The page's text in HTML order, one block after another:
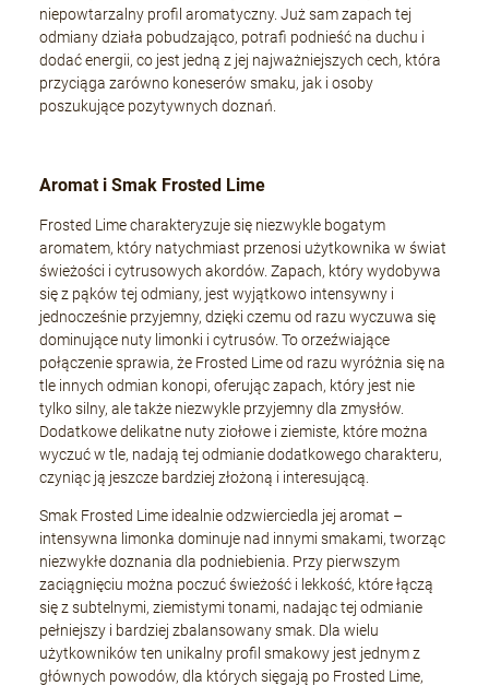
niepowtarzalny profil aromatyczny. Już sam zapach tej
odmiany działa pobudzająco, potrafi podnieść na duchu i
dodać energii, co jest jedną z jej najważniejszych cech, która
przyciąga zarówno koneserów smaku, jak i osoby
poszukujące pozytywnych doznań.
Aromat i Smak Frosted Lime
Frosted Lime charakteryzuje się niezwykle bogatym
aromatem, który natychmiast przenosi użytkownika w świat
świeżości i cytrusowych akordów. Zapach, który wydobywa
się z pąków tej odmiany, jest wyjątkowo intensywny i
jednocześnie przyjemny, dzięki czemu od razu wyczuwa się
dominujące nuty limonki i cytrusów. To orzeźwiające
połączenie sprawia, że Frosted Lime od razu wyróżnia się na
tle innych odmian konopi, oferując zapach, który jest nie
tylko silny, ale także niezwykle przyjemny dla zmysłów.
Dodatkowe delikatne nuty ziołowe i ziemiste, które można
wyczuć w tle, nadają tej odmianie dodatkowego charakteru,
czyniąc ją jeszcze bardziej złożoną i interesującą.
Smak Frosted Lime idealnie odzwierciedla jej aromat –
intensywna limonka dominuje nad innymi smakami, tworząc
niezwykłe doznania dla podniebienia. Przy pierwszym
zaciągnięciu można poczuć świeżość i lekkość, które łączą
się z subtelnymi, ziemistymi tonami, nadając tej odmianie
pełniejszy i bardziej zbalansowany smak. Dla wielu
użytkowników ten unikalny profil smakowy jest jednym z
głównych powodów, dla których sięgają po Frosted Lime,